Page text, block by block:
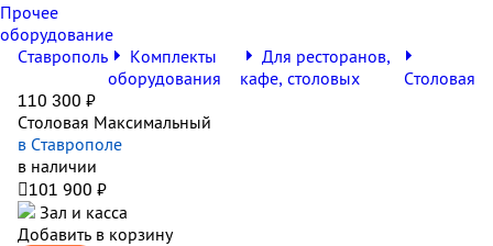
Прочее
оборудование
Ставрополь
Комплекты
оборудования
Для ресторанов,
кафе, столовых
Столовая
110 300 ₽
Столовая Максимальный
в Ставрополе
в наличии
101 900 ₽
Зал и касса
Добавить в корзину